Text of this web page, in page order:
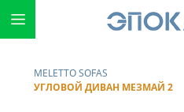
MELETTO SOFAS
УГЛОВОЙ ДИВАН МЕЗМАЙ 2